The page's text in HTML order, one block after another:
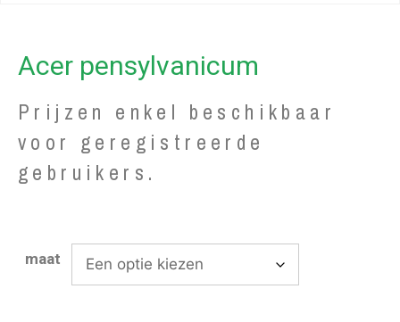
Acer pensylvanicum
Prijzen enkel beschikbaar
voor geregistreerde
gebruikers.
maat